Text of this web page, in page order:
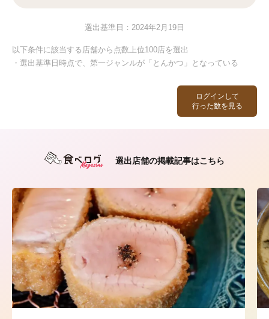
ログインして
行った数を見る
選出基準日：2024年2月19日
以下条件に該当する店舗から点数上位100店を選出
・選出基準日時点で、第一ジャンルが「とんかつ」となっている
選出店舗の掲載記事はこちら